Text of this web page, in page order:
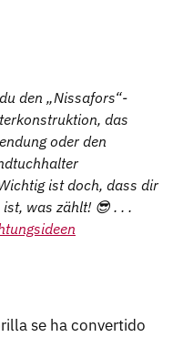
den „Nissafors“-
das
oder den
ist doch, dass dir
was zählt! 😎 . . .
se ha convertido